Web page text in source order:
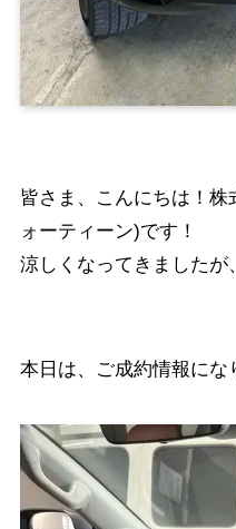
皆さま、こんにちは！株
ォーティーン)です！
涼しくなってきましたが
本日は、ご成約情報にな